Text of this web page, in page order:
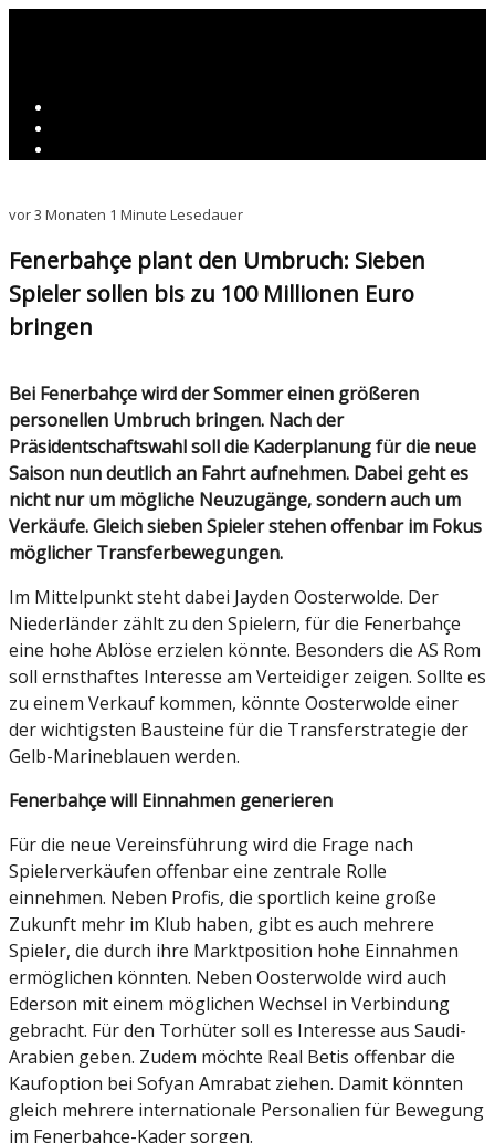
vor 3 Monaten 1 Minute Lesedauer
Fenerbahçe plant den Umbruch: Sieben
Spieler sollen bis zu 100 Millionen Euro
bringen
Bei Fenerbahçe wird der Sommer einen größeren
personellen Umbruch bringen. Nach der
Präsidentschaftswahl soll die Kaderplanung für die neue
Saison nun deutlich an Fahrt aufnehmen. Dabei geht es
nicht nur um mögliche Neuzugänge, sondern auch um
Verkäufe. Gleich sieben Spieler stehen offenbar im Fokus
möglicher Transferbewegungen.
Im Mittelpunkt steht dabei Jayden Oosterwolde. Der
Niederländer zählt zu den Spielern, für die Fenerbahçe
eine hohe Ablöse erzielen könnte. Besonders die AS Rom
soll ernsthaftes Interesse am Verteidiger zeigen. Sollte es
zu einem Verkauf kommen, könnte Oosterwolde einer
der wichtigsten Bausteine für die Transferstrategie der
Gelb-Marineblauen werden.
Fenerbahçe will Einnahmen generieren
Für die neue Vereinsführung wird die Frage nach
Spielerverkäufen offenbar eine zentrale Rolle
einnehmen. Neben Profis, die sportlich keine große
Zukunft mehr im Klub haben, gibt es auch mehrere
Spieler, die durch ihre Marktposition hohe Einnahmen
ermöglichen könnten. Neben Oosterwolde wird auch
Ederson mit einem möglichen Wechsel in Verbindung
gebracht. Für den Torhüter soll es Interesse aus Saudi-
Arabien geben. Zudem möchte Real Betis offenbar die
Kaufoption bei Sofyan Amrabat ziehen. Damit könnten
gleich mehrere internationale Personalien für Bewegung
im Fenerbahçe-Kader sorgen.